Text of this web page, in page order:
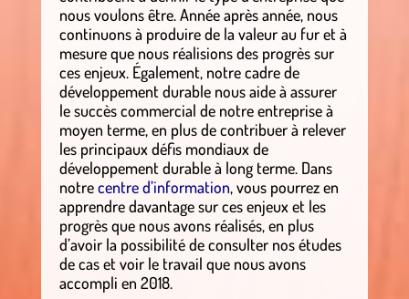
nous voulons être. Année après année, nous
continuons à produire de la valeur au fur et à
mesure que nous réalisions des progrès sur
ces enjeux. Également, notre cadre de
développement durable nous aide à assurer
le succès commercial de notre entreprise à
moyen terme, en plus de contribuer à relever
les principaux défis mondiaux de
développement durable à long terme. Dans
notrecentre d’information, vous pourrez en
apprendre davantage sur ces enjeux et les
progrès que nous avons réalisés, en plus
d’avoir la possibilité de consulter nos études
de cas et voir le travail que nous avons
accompli en 2018.